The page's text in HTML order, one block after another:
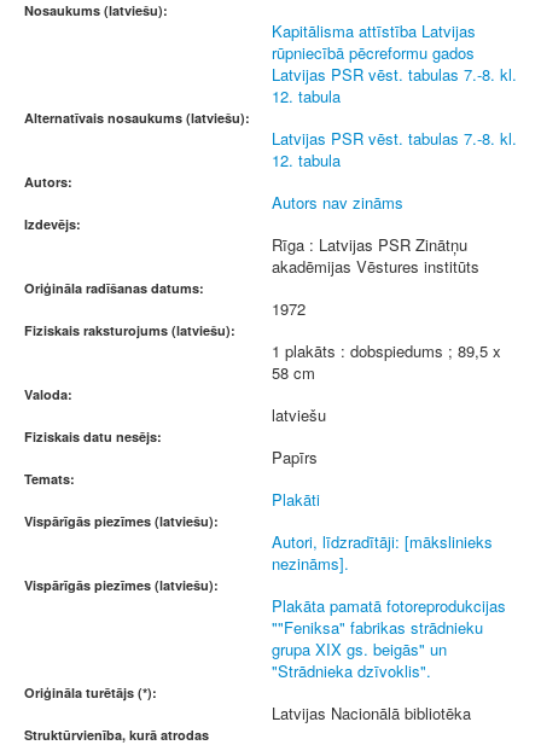
Nosaukums (latviešu):
Kapitālisma attīstība Latvijas
rūpniecībā pēcreformu gados
Latvijas PSR vēst. tabulas 7.-8. kl.
12. tabula
Alternatīvais nosaukums (latviešu):
Latvijas PSR vēst. tabulas 7.-8. kl.
12. tabula
Autors:
Autors nav zināms
Izdevējs:
Rīga : Latvijas PSR Zinātņu
akadēmijas Vēstures institūts
Oriģināla radīšanas datums:
1972
Fiziskais raksturojums (latviešu):
1 plakāts : dobspiedums ; 89,5 x
58 cm
Valoda:
latviešu
Fiziskais datu nesējs:
Papīrs
Temats:
Plakāti
Vispārīgās piezīmes (latviešu):
Autori, līdzradītāji: [mākslinieks
nezināms].
Vispārīgās piezīmes (latviešu):
Plakāta pamatā fotoreprodukcijas
""Feniksa" fabrikas strādnieku
grupa XIX gs. beigās" un
"Strādnieka dzīvoklis".
Oriģināla turētājs (*):
Latvijas Nacionālā bibliotēka
Struktūrvienība, kurā atrodas